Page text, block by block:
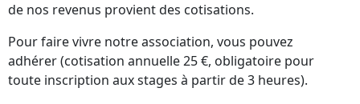
de nos revenus provient des cotisations.
Pour faire vivre notre association, vous pouvez
adhérer (cotisation annuelle 25 €, obligatoire pour
toute inscription aux stages à partir de 3 heures).